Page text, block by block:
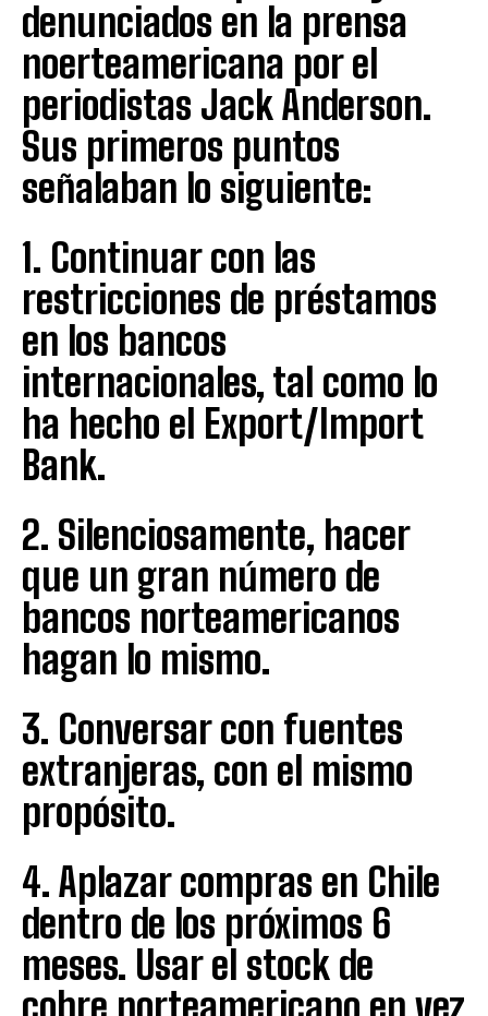
denunciados en la prensa
noerteamericana por el
periodistas Jack Anderson.
Sus primeros puntos
señalaban lo siguiente:
1. Continuar con las
restricciones de préstamos
en los bancos
internacionales, tal como lo
ha hecho el Export/Import
Bank.
2. Silenciosamente, hacer
que un gran número de
bancos norteamericanos
hagan lo mismo.
3. Conversar con fuentes
extranjeras, con el mismo
propósito.
4. Aplazar compras en Chile
dentro de los próximos 6
meses. Usar el stock de